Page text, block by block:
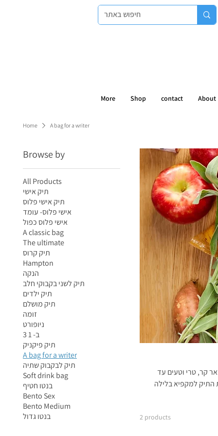
About
contact
Shop
More
Home A bag for a writer
Browse by
All Products
תיק אישי
תיק אישי פלוס
אישי פלוס- עומד
אישי פלוס כפול
A classic bag
The ultimate
תיק קרוס
Hampton
הנקה
תיק לשני בקבוקי חלב
תיק ילדים
תיק מושלם
זומה
ניופורט
3 ב- 1
תיק פיקניק
A bag for a writer
תיק לבקבוק שתיה
Soft drink bag
בנטו חטיף
Bento Sex
Bento Medium
בנטו גדול
קר, טרי וטעים עד
התיק למקפיא בלילה
2 products